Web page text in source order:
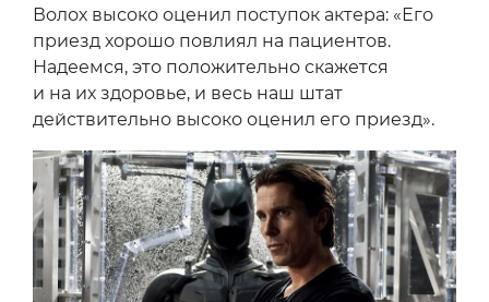
Волох высоко оценил поступок актера: «Его
приезд хорошо повлиял на пациентов.
Надеемся, это положительно скажется
и на их здоровье, и весь наш штат
действительно высоко оценил его приезд».